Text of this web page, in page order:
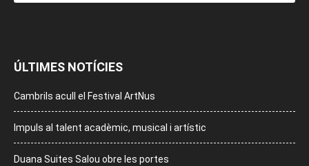
ÚLTIMES NOTÍCIES
Cambrils acull el Festival ArtNus
Impuls al talent acadèmic, musical i artístic
Duana Suites Salou obre les portes